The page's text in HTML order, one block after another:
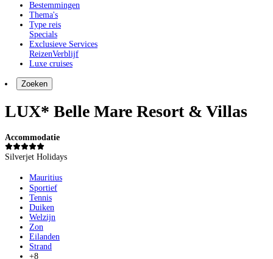
Bestemmingen
Thema's
Type reis
Specials
Exclusieve Services
ReizenVerblijf
Luxe cruises
Zoeken
LUX* Belle Mare Resort & Villas
Accommodatie
Silverjet Holidays
Mauritius
Sportief
Tennis
Duiken
Welzijn
Zon
Eilanden
Strand
+8